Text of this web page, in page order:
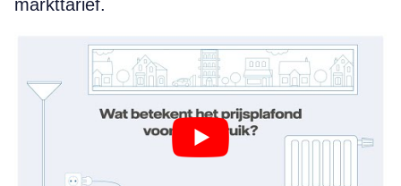
markttarief.